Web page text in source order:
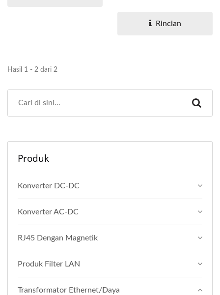
Rincian
Hasil 1 - 2 dari 2
Produk
Konverter DC-DC
Konverter AC-DC
RJ45 Dengan Magnetik
Produk Filter LAN
Transformator Ethernet/Daya